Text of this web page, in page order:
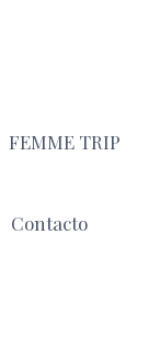
FEMME TRIP
Contacto